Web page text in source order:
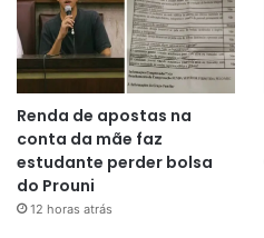
Renda de apostas na
conta da mãe faz
estudante perder bolsa
do Prouni
12 horas atrás